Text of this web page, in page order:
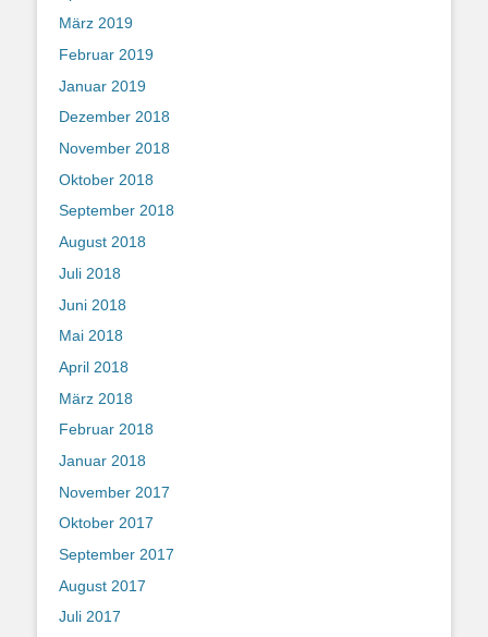
März 2019
Februar 2019
Januar 2019
Dezember 2018
November 2018
Oktober 2018
September 2018
August 2018
Juli 2018
Juni 2018
Mai 2018
April 2018
März 2018
Februar 2018
Januar 2018
November 2017
Oktober 2017
September 2017
August 2017
Juli 2017